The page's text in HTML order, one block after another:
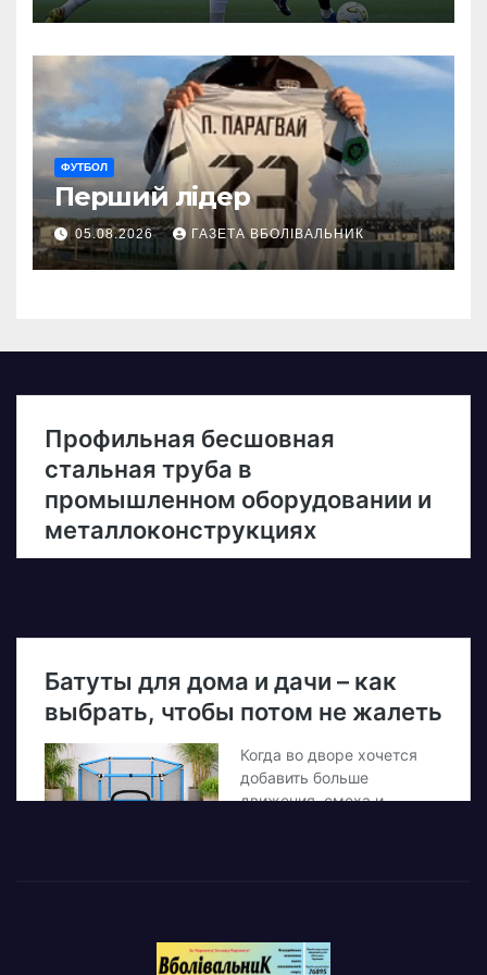
ФУТБОЛ
Перший лідер
05.08.2026 ГАЗЕТА ВБОЛІВАЛЬНИК